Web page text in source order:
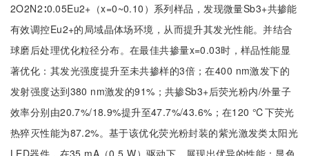
2O2N2∶0.05Eu2+（x=0~0.10）系列样品，发现微量Sb3+共掺能
有效调控Eu2+的局域晶体场环境，从而提升其发光性能。并结合
球磨后处理优化粒径分布。在最佳共掺量x=0.03时，样品性能显
著优化：其发光强度提升至未共掺样的3倍；在400 nm激发下的
发射强度达到380 nm激发的91%；共掺Sb3+后荧光粉内/外量子
效率分别由20.7%/18.9%提升至47.7%/43.6%；在120 ℃下荧光
热猝灭性能为87.2%。基于该优化荧光粉封装的紫光激发类太阳光
LED器件，在35 mA（0.5 W）驱动下，展现出优异的性能：显色